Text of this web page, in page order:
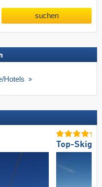
suchen
Hotels
Top-